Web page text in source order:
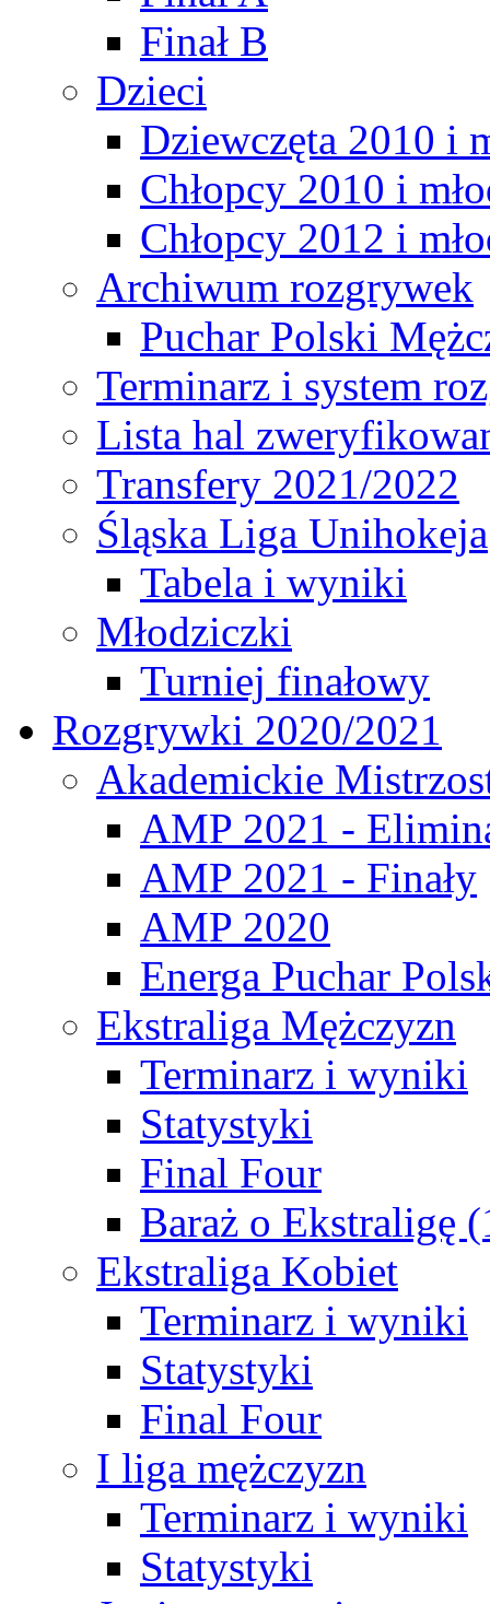
Finał B
Dzieci
Dziewczęta 2010 i
Chłopcy 2010 i
Chłopcy 2012 i
Archiwum rozgrywek
Puchar Polski
Terminarz i system
Lista hal
Transfery 2021/2022
Śląska Liga Unihokeja
Tabela i wyniki
Młodziczki
Turniej finałowy
Rozgrywki 2020/2021
Akademickie
AMP 2021 -
AMP 2021 - Finały
AMP 2020
Energa Puchar
Ekstraliga Mężczyzn
Terminarz i wyniki
Statystyki
Final Four
Baraż o Ekstraligę
Ekstraliga Kobiet
Terminarz i wyniki
Statystyki
Final Four
I liga mężczyzn
Terminarz i wyniki
Statystyki